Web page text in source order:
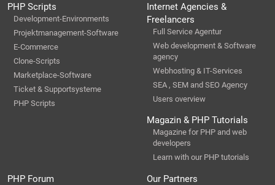
PHP Scripts
Development-Environments
Projektmanagement-Software
E-Commerce
Clone-Scripts
Marketplace-Software
Ticket & Supportsysteme
PHP Scripts
Internet Agencies &
Freelancers
Full Service Agentur
Web development & Software
agency
Webhosting & IT-Services
SEA , SEM and SEO Agency
Users overview
Magazin & PHP Tutorials
Magazine for PHP and web
developers
Learn with our PHP tutorials
PHP Forum Our Partners